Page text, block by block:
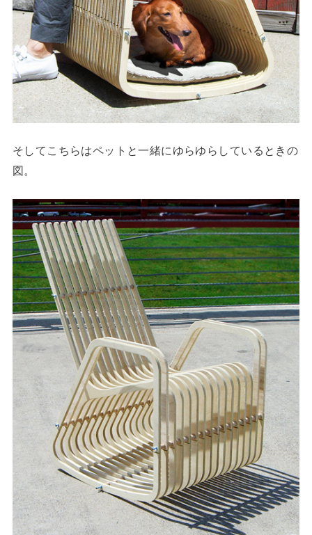
そしてこちらはペットと一緒にゆらゆらしているときの
図。